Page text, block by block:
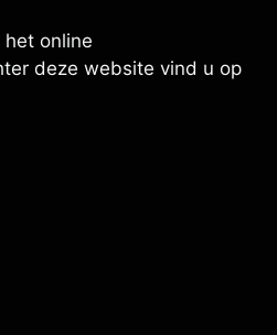
online
deze website vind u op